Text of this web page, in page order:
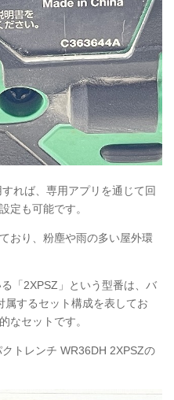
れば、専用アプリを通じて回
定も可能です。
おり、粉塵や雨の多い屋外環
「2XPSZ」という型番は、バ
属するセット構成を表してお
なセットです。
トレンチ WR36DH 2XPSZの